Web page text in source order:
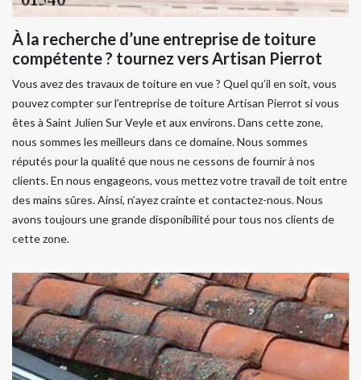
À la recherche d’une entreprise de toiture
compétente ? tournez vers Artisan Pierrot
Vous avez des travaux de toiture en vue ? Quel qu’il en soit, vous
pouvez compter sur l’entreprise de toiture Artisan Pierrot si vous
êtes à Saint Julien Sur Veyle et aux environs. Dans cette zone,
nous sommes les meilleurs dans ce domaine. Nous sommes
réputés pour la qualité que nous ne cessons de fournir à nos
clients. En nous engageons, vous mettez votre travail de toit entre
des mains sûres. Ainsi, n’ayez crainte et contactez-nous. Nous
avons toujours une grande disponibilité pour tous nos clients de
cette zone.